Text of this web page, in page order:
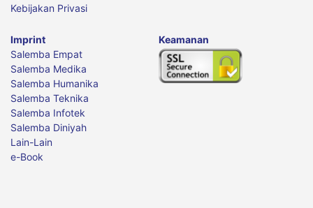
Kebijakan Privasi
Imprint
Salemba Empat
Salemba Medika
Salemba Humanika
Salemba Teknika
Salemba Infotek
Salemba Diniyah
Lain-Lain
e-Book
Keamanan